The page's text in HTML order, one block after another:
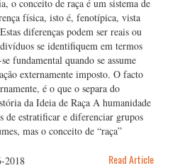
o conceito de raça é um sistema de
física, isto é, fenotípica, vista
diferenças podem ser reais ou
se identifiquem em termos
fundamental quando se assume
externamente imposto. O facto
é o que o separa do
da Ideia de Raça A humanidade
de estratificar e diferenciar grupos
mas o conceito de “raça”
2018 Read Article